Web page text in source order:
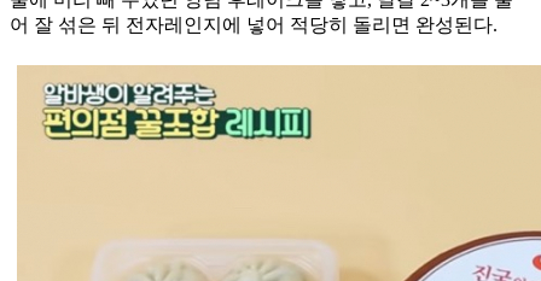
어 잘 섞은 뒤 전자레인지에 넣어 적당히 돌리면 완성된다.